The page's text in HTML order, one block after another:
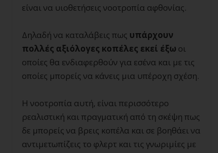
είναι να υιοθετήσεις νοοτροπία αφθονίας.
Δηλαδή να καταλάβεις πως υπάρχουν
πολλές αξιόλογες κοπέλες εκεί έξω οι
οποίες θα ενδιαφερθούν για εσένα και με τις
οποίες μπορείς να κάνεις μια υπέροχη σχέση.
Η νοοτροπία αυτή, είναι περισσότερο
ρεαλιστική και πραγματική από τη σκέψη πως
δε μπορείς να βρεις κοπέλα και σε βοηθάει να
αντιμετωπίζεις το φλερτ και τις γνωριμίες με